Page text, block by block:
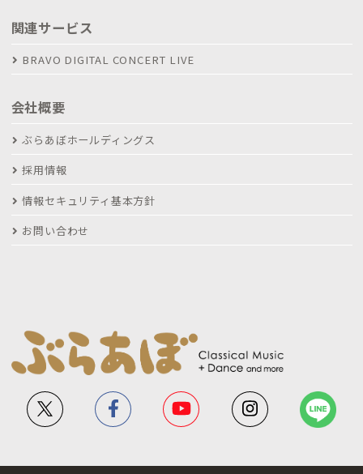
関連サービス
BRAVO DIGITAL CONCERT LIVE
会社概要
ぶらあぼホールディングス
採用情報
情報セキュリティ基本方針
お問い合わせ